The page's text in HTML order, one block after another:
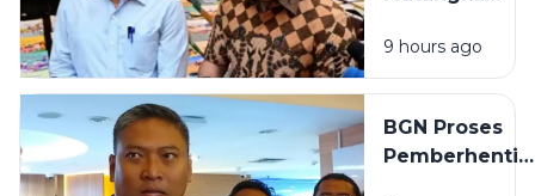
Mitigasi
Kebakaran
Hutan
Buku Ajar
Nasional,
Soroti
Kualitas
9 hours ago
BGN Proses